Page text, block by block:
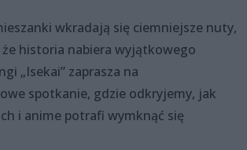
wkradają się ciemniejsze nuty,
historia nabiera wyjątkowego
„Isekai” zaprasza na
spotkanie, gdzie odkryjemy, jak
i anime potrafi wymknąć się